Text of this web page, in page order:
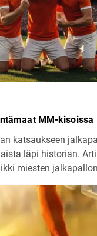
MM-kisoissa
katsaukseen
läpi historian.
miesten jalkapallon
isännät sekä